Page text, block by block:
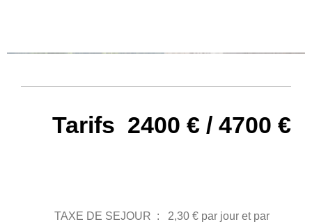
Tarifs 2400 € / 4700 €
TAXE DE SEJOUR : 2,30 € par jour et par